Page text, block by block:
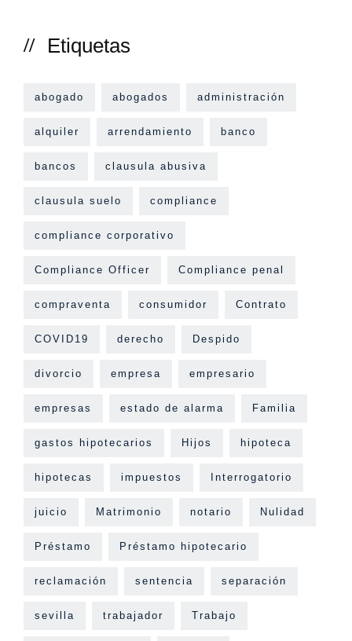
Etiquetas
abogado abogados administración
alquiler arrendamiento banco
bancos clausula abusiva
clausula suelo compliance
compliance corporativo
Compliance Officer Compliance penal
compraventa consumidor Contrato
COVID19 derecho Despido
divorcio empresa empresario
empresas estado de alarma Familia
gastos hipotecarios Hijos hipoteca
hipotecas impuestos Interrogatorio
juicio Matrimonio notario Nulidad
Préstamo Préstamo hipotecario
reclamación sentencia separación
sevilla trabajador Trabajo